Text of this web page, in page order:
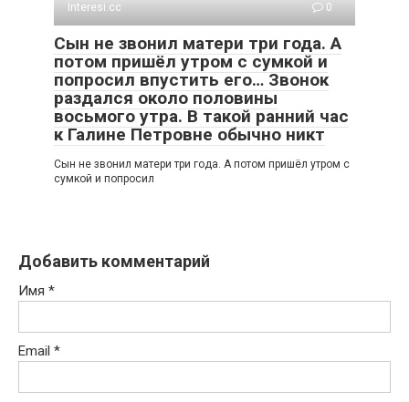
Interesi.cc
0
Сын не звонил матери три года. А
потом пришёл утром с сумкой и
попросил впустить его… Звонок
раздался около половины
восьмого утра. В такой ранний час
к Галине Петровне обычно никт
Сын не звонил матери три года. А потом пришёл утром с
сумкой и попросил
Добавить комментарий
Имя *
Email *